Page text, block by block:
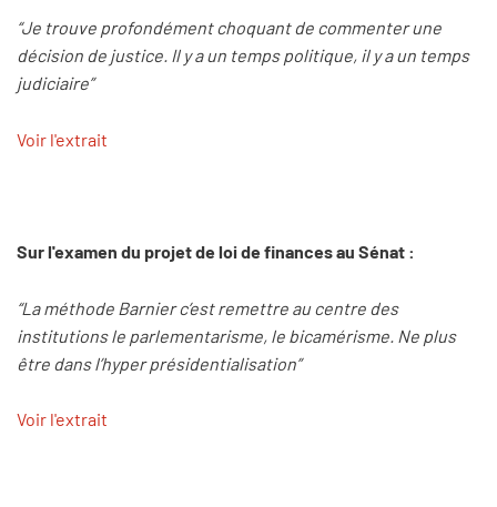
“Je trouve profondément choquant de commenter une
décision de justice. Il y a un temps politique, il y a un temps
judiciaire”
Voir l'extrait
Sur l'examen du projet de loi de finances au Sénat :
“La méthode Barnier c’est remettre au centre des
institutions le parlementarisme, le bicamérisme. Ne plus
être dans l’hyper présidentialisation”
Voir l'extrait